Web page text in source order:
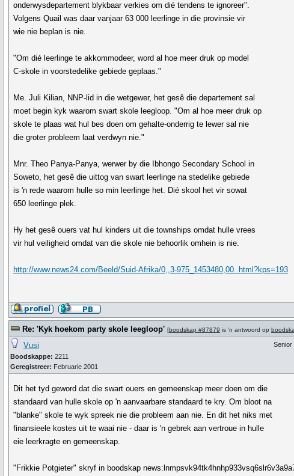
onderwysdepartement blykbaar verkies om dié tendens te ignoreer".
Volgens Quail was daar vanjaar 63 000 leerlinge in die provinsie vir
wie nie beplan is nie.
"Om dié leerlinge te akkommodeer, word al hoe meer druk op model
C-skole in voorstedelike gebiede geplaas."
Me. Juli Kilian, NNP-lid in die wetgewer, het gesê die departement sal
moet begin kyk waarom swart skole leegloop. "Om al hoe meer druk op
skole te plaas wat hul bes doen om gehalte-onderrig te lewer sal nie
die groter probleem laat verdwyn nie."
Mnr. Theo Panya-Panya, werwer by die Ibhongo Secondary School in
Soweto, het gesê die uittog van swart leerlinge na stedelike gebiede
is 'n rede waarom hulle so min leerlinge het. Dié skool het vir sowat
650 leerlinge plek.
Hy het gesê ouers vat hul kinders uit die townships omdat hulle vrees
vir hul veiligheid omdat van die skole nie behoorlik omhein is nie.
http://www.news24.com/Beeld/Suid-Afrika/0,,3-975_1453480,00. html?kps=193
Re: 'Kyk hoekom party skole leegloop' [boodskap #87879 is 'n antwoord op
Vusi
Boodskappe: 2211
Geregistreer: Februarie 2001
Senior
Dit het tyd geword dat die swart ouers en gemeenskap meer doen om die
standaard van hulle skole op 'n aanvaarbare standaard te kry. Om bloot na
"blanke" skole te wyk spreek nie die probleem aan nie. En dit het niks met
finansieele kostes uit te waai nie - daar is 'n gebrek aan vertroue in hulle
eie leerkragte en gemeenskap.
"Frikkie Potgieter" skryf in boodskap